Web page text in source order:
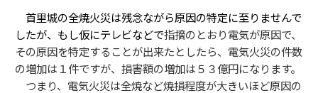
首里城の全焼火災は残念ながら原因の特定に至りませんで
したが、もし仮にテレビなどで指摘のとおり電気が原因で、
その原因を特定することが出来たとしたら、電気火災の件数
の増加は１件ですが、損害額の増加は５３億円になります。
つまり、電気火災は全焼など焼損程度が大きいほど原因の